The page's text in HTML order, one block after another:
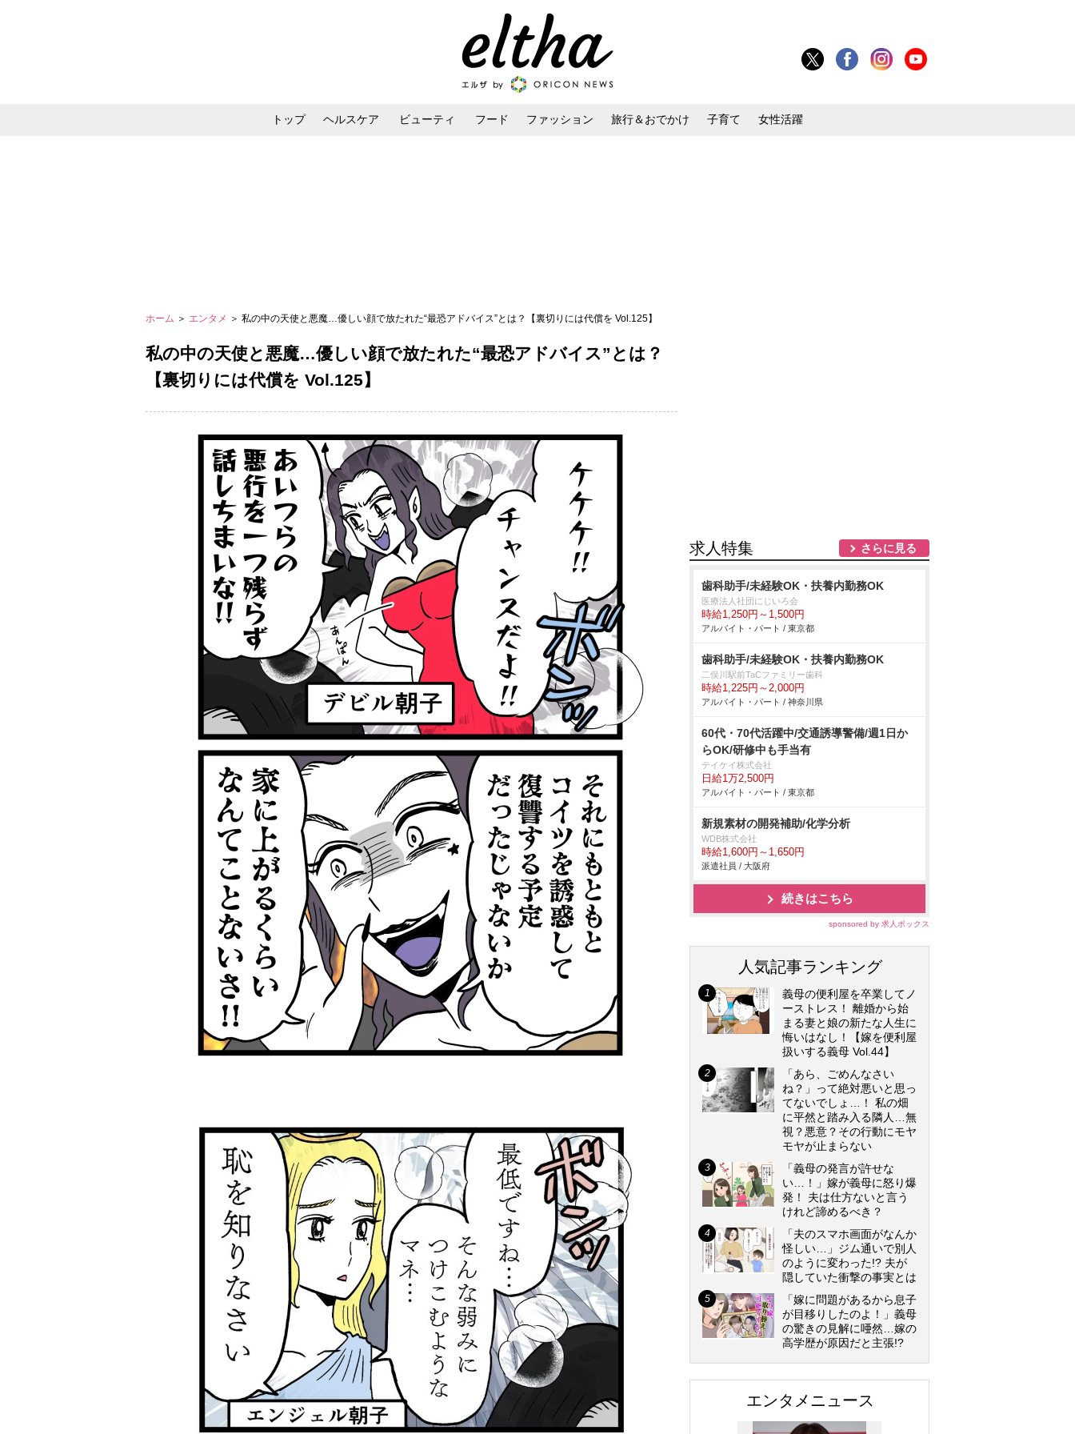
トップ ヘルスケア ビューティ フード ファッション 旅行＆おでかけ 子育て 女性活躍
ホーム ＞ エンタメ ＞ 私の中の天使と悪魔…優しい顔で放たれた“最恐アドバイス”とは？【裏切りには代償を Vol.125】
私の中の天使と悪魔…優しい顔で放たれた“最恐アドバイス”とは？
【裏切りには代償を Vol.125】
求人特集 さらに見る
歯科助手/未経験OK・扶養内勤務OK
医療法人社団にじいろ会
時給1,250円～1,500円
アルバイト・パート / 東京都
歯科助手/未経験OK・扶養内勤務OK
二俣川駅前TaCファミリー歯科
時給1,225円～2,000円
アルバイト・パート / 神奈川県
60代・70代活躍中/交通誘導警備/週1日か
らOK/研修中も手当有
テイケイ株式会社
日給1万2,500円
アルバイト・パート / 東京都
新規素材の開発補助/化学分析
WDB株式会社
時給1,600円～1,650円
派遣社員 / 大阪府
続きはこちら
sponsored by 求人ボックス
人気記事ランキング
義母の便利屋を卒業してノ
ーストレス！ 離婚から始
まる妻と娘の新たな人生に
悔いはなし！【嫁を便利屋
扱いする義母 Vol.44】
「あら、ごめんなさい
ね？」って絶対悪いと思っ
てないでしょ…！ 私の畑
に平然と踏み入る隣人…無
視？悪意？その行動にモヤ
モヤが止まらない
「義母の発言が許せな
い…！」嫁が義母に怒り爆
発！ 夫は仕方ないと言う
けれど諦めるべき？
「夫のスマホ画面がなんか
怪しい…」ジム通いで別人
のように変わった!? 夫が
隠していた衝撃の事実とは
「嫁に問題があるから息子
が目移りしたのよ！」義母
の驚きの見解に唖然…嫁の
高学歴が原因だと主張!?
エンタメニュース